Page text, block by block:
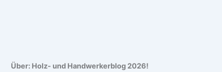
Über: Holz- und Handwerkerblog 2026!